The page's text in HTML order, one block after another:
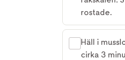
rostade.
Häll i
cirka 3